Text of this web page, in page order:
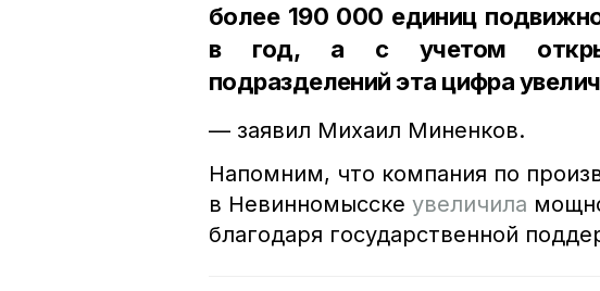
более 190 000 единиц
в год, а с учетом
подразделений эта цифра
— заявил Михаил Миненков.
Напомним, что компания по
в Невинномысске увеличила
благодаря государственной